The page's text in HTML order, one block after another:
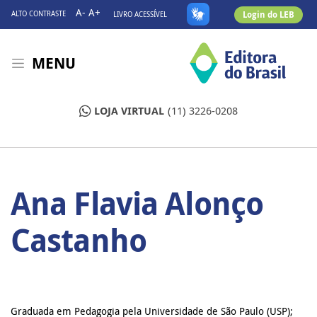
ALTO CONTRASTE A- A+ LIVRO ACESSÍVEL Login do LEB
MENU
LOJA VIRTUAL (11) 3226-0208
Ana Flavia Alonço
Castanho
Graduada em Pedagogia pela Universidade de São Paulo (USP);